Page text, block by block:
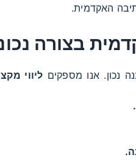
האקדמית.
בצורה
נכון. אנו מספקים ליווי